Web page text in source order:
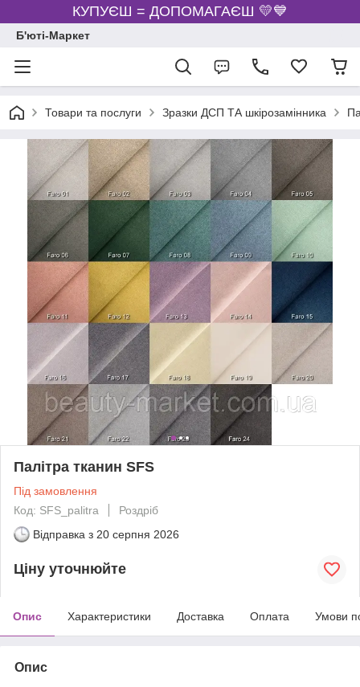
КУПУЄШ = ДОПОМАГАЄШ 💛💙
Б'юті-Маркет
Товари та послуги Зразки ДСП ТА шкірозамінника
Палітра тканин SFS
Під замовлення
Код: SFS_palitra
Роздріб
Відправка з 20 серпня 2026
Ціну уточнюйте
Опис Характеристики Доставка Оплата Умови
Опис